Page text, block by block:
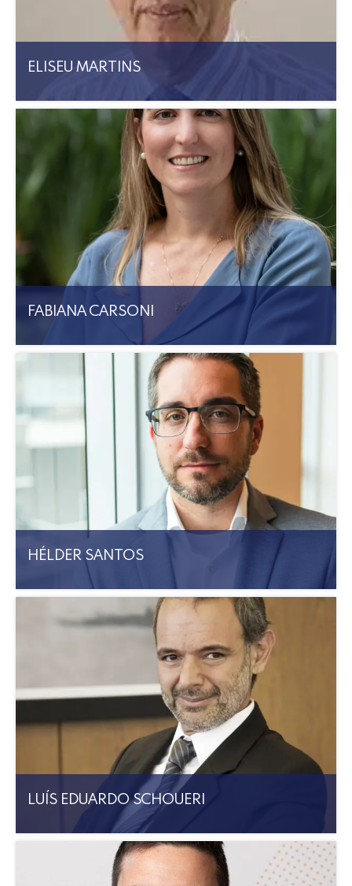
ELISEU MARTINS
FABIANA CARSONI
HÉLDER SANTOS
LUÍS EDUARDO SCHOUERI